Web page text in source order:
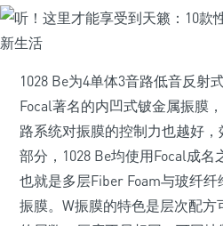
1028 Be为4单体3音路低音反射
Focal著名的内凹式铍金属振膜
路系统对振膜的控制力也越好
部分，1028 Be均使用Focal成名
也就是多层Fiber Foam与玻纤
振膜。W振膜的特色是层次配